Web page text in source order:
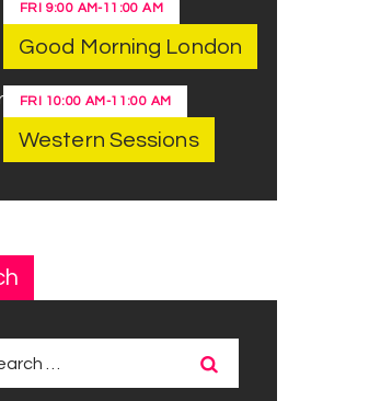
FRI 9:00 AM-11:00 AM
Good Morning London
FRI 10:00 AM -11:00 AM
Western Sessions